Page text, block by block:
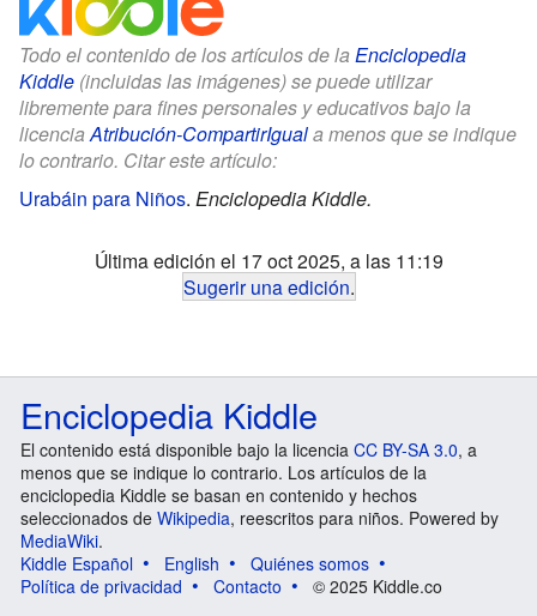
Todo el contenido de los artículos de la Enciclopedia
Kiddle (incluidas las imágenes) se puede utilizar
libremente para fines personales y educativos bajo la
licenciaAtribución-CompartirIguala menos que se indique
lo contrario. Citar este artículo:
Urabáin para Niños. Enciclopedia Kiddle.
Última edición el 17 oct 2025, a las 11:19
Sugerir una edición.
Enciclopedia Kiddle
El contenido está disponible bajo la licencia CC BY-SA 3.0, a
menos que se indique lo contrario. Los artículos de la
enciclopedia Kiddle se basan en contenido y hechos
seleccionados de Wikipedia, reescritos para niños. Powered by
MediaWiki.
Kiddle Español
English
Quiénes somos
Política de privacidad
Contacto © 2025 Kiddle.co